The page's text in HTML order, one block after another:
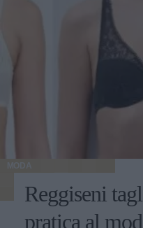
MODA
Reggiseni
pratica al